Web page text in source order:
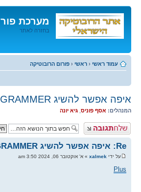
מערכת
בחזרה לאתר
לתוכן
עמוד ראשי ‹ ראשי ‹ פורום הרובוטיקה
איפה אפשר להשיג CHIP PROGRAMMER?
המנהלים: אסף פוניס גיא יונה
פרסם תגובה
Re: איפה אפשר להשיג CHIP PROGRAMMER?
על ידי xalmek » א' אוקטובר 06, 2024 3:50 am
Plus